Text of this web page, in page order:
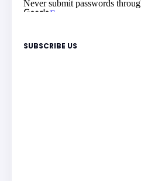
SUBSCRIBE US